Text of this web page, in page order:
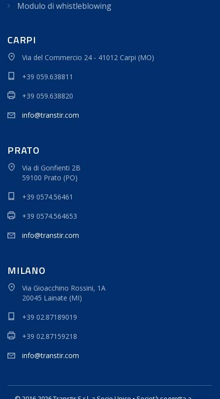
Modulo di whistleblowing
CARPI
Via del Commercio 24 - 41012 Carpi (MO)
+39 059.638811
+39 059.638820
info@transtir.com
PRATO
Via di Gonfienti 2B
59100 Prato (PO)
+39 0574.56461
+39 0574.564653
info@transtir.com
MILANO
Via Gioacchino Rossini, 1A
20045 Lainate (MI)
+39 02.87189019
+39 02.87159218
info@transtir.com